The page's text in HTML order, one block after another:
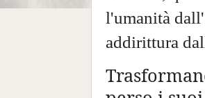
l'umanità
addirittura